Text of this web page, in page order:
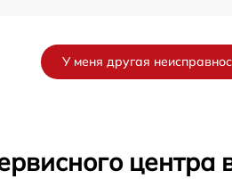
У меня другая
центра